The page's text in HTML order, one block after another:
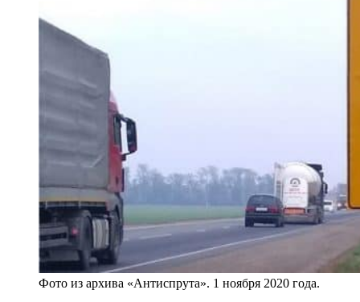
Фото из архива «Антиспрута». 1 ноября 2020 года.